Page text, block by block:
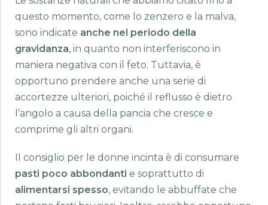
questo momento, come lo zenzero e la malva,
sono indicate anche nel periodo della
gravidanza, in quanto non interferiscono in
maniera negativa con il feto. Tuttavia, è
opportuno prendere anche una serie di
accortezze ulteriori, poiché il reflusso è dietro
l’angolo a causa della pancia che cresce e
comprime gli altri organi.
Il consiglio per le donne incinta è di consumare
pasti poco abbondanti e soprattutto di
alimentarsi spesso, evitando le abbuffate che